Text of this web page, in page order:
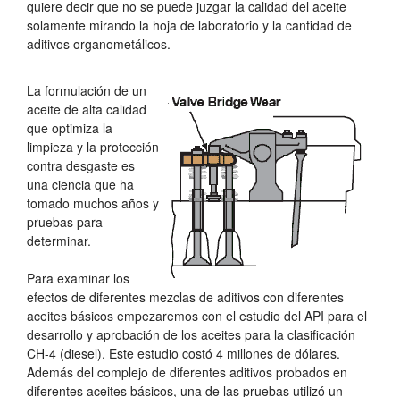
quiere decir que no se puede juzgar la calidad del aceite
solamente mirando la hoja de laboratorio y la cantidad de
aditivos organometálicos.
La formulación de un
aceite de alta calidad
que optimiza la
limpieza y la protección
contra desgaste es
una ciencia que ha
tomado muchos años y
pruebas para
determinar.
Para examinar los
efectos de diferentes mezclas de aditivos con diferentes
aceites básicos empezaremos con el estudio del API para el
desarrollo y aprobación de los aceites para la clasificación
CH-4 (diesel). Este estudio costó 4 millones de dólares.
Además del complejo de diferentes aditivos probados en
diferentes aceites básicos, una de las pruebas utilizó un